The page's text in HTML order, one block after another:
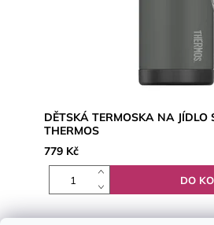
DĚTSKÁ TERMOSKA NA JÍDLO
THERMOS
779 Kč